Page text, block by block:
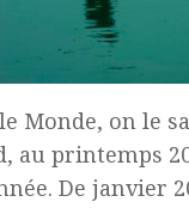
Monde, on le
au printemps
De janvier